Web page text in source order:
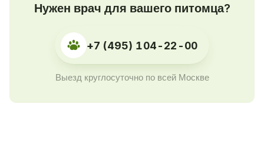
Нужен врач для вашего питомца?
+7 (495) 104-22-00
Выезд круглосуточно по всей Москве